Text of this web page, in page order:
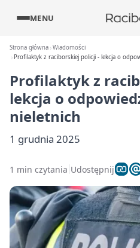
MENU
Strona główna Wiadomości
Profilaktyk z raciborskiej policji - lekcja o
Profilaktyk z
lekcja o
nieletnich
1 grudnia 2025
1 min czytania Udostępnij